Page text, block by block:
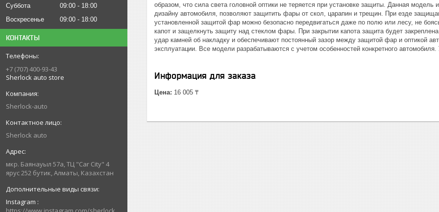
Суббота
09:00
18:00
Воскресенье
09:00 18:00
КОНТАКТЫ
+7 (707) 400-93-43
Sherlock auto store
Sherlock-auto
Sherlock auto
мкр. Баянауыл 57а, ТЦ "Car Сity" 4
ярус 252 бутик, Алматы, Казахстан
Instagram
образом, что сила света головной оптики не теряется при установке защиты. Данная
дизайну автомобиля, позволяют защитить фары от скол, царапин и трещин. При езде
установленной защитой фар можно безопасно передвигаться даже по полю или лесу, не
капот и защелкнуть защиту над стеклом фары. При закрытии капота защита будет
удар камней об накладку и обеспечивают постоянный зазор между защитой фар и оптикой
эксплуатации. Все модели разрабатываются с учетом особенностей конкретного
Информация для заказа
Цена: 16 005 ₸